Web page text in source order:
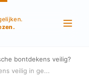
bontdekens veilig?
veilig in ge...